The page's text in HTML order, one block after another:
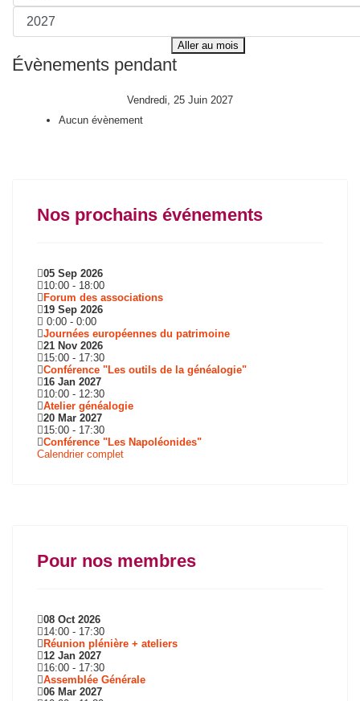
Aller au mois
Évènements pendant
Vendredi, 25 Juin 2027
Aucun évènement
Nos prochains événements
05 Sep 2026
10:00 - 18:00
Forum des associations
19 Sep 2026
0:00 - 0:00
Journées européennes du patrimoine
21 Nov 2026
15:00 - 17:30
Conférence "Les outils de la généalogie"
16 Jan 2027
10:00 - 12:30
Atelier généalogie
20 Mar 2027
15:00 - 17:30
Conférence "Les Napoléonides"
Calendrier complet
Pour nos membres
08 Oct 2026
14:00 - 17:30
Réunion plénière + ateliers
12 Jan 2027
16:00 - 17:30
Assemblée Générale
06 Mar 2027